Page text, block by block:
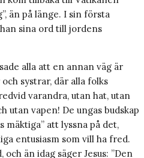
än på länge. I sin första
sina ord till jordens
alla att en annan väg är
systrar, där alla folks
varandra, utan hat, utan
utan vapen! De ungas budskap
att lyssna på det,
entusiasm som vill ha fred.
än idag säger Jesus: ”Den